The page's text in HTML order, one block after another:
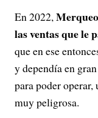
En 2022,
las ventas que le
que en ese
y dependía en
para poder operar,
muy peligrosa.